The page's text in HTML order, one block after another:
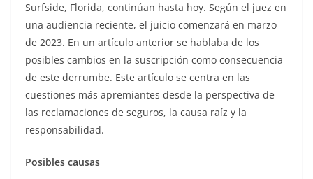
Surfside, Florida, continúan hasta hoy. Según el juez en
una audiencia reciente, el juicio comenzará en marzo
de 2023. En un artículo anterior se hablaba de los
posibles cambios en la suscripción como consecuencia
de este derrumbe. Este artículo se centra en las
cuestiones más apremiantes desde la perspectiva de
las reclamaciones de seguros, la causa raíz y la
responsabilidad.
Posibles causas